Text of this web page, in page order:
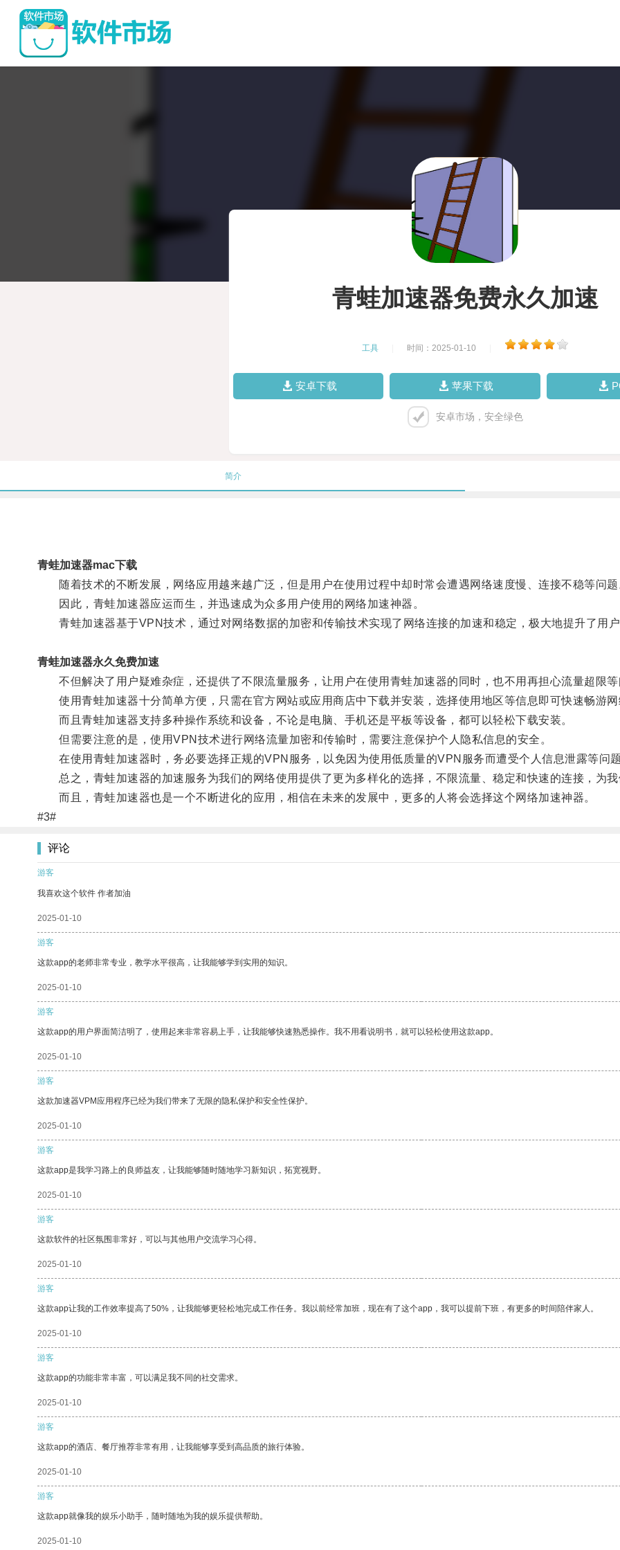
青蛙加速器免费永久加速
工具 时间：2025-01-10
安卓下载 苹果下载
安卓市场，安全绿色
简介
青蛙加速器mac下载
随着技术的不断发展，网络应用越来越广泛，但是用户在使用过程中却时常会遭遇网络速度慢、连接不稳等问题
因此，青蛙加速器应运而生，并迅速成为众多用户使用的网络加速神器。
青蛙加速器基于VPN技术，通过对网络数据的加密和传输技术实现了网络连接的加速和稳定，极大地提升了用户
青蛙加速器永久免费加速
不但解决了用户疑难杂症，还提供了不限流量服务，让用户在使用青蛙加速器的同时，也不用再担心流量超限等
使用青蛙加速器十分简单方便，只需在官方网站或应用商店中下载并安装，选择使用地区等信息即可快速畅游网
而且青蛙加速器支持多种操作系统和设备，不论是电脑、手机还是平板等设备，都可以轻松下载安装。
但需要注意的是，使用VPN技术进行网络流量加密和传输时，需要注意保护个人隐私信息的安全。
在使用青蛙加速器时，务必要选择正规的VPN服务，以免因为使用低质量的VPN服务而遭受个人信息泄露等问题
总之，青蛙加速器的加速服务为我们的网络使用提供了更为多样化的选择，不限流量、稳定和快速的连接，为我
而且，青蛙加速器也是一个不断进化的应用，相信在未来的发展中，更多的人将会选择这个网络加速神器。
#3#
评论
游客
我喜欢这个软件 作者加油
2025-01-10
游客
这款app的老师非常专业，教学水平很高，让我能够学到实用的知识。
2025-01-10
游客
这款app的用户界面简洁明了，使用起来非常容易上手，让我能够快速熟悉操作。我不用看说明书，就可以轻松使用这款app。
2025-01-10
游客
这款加速器VPM应用程序已经为我们带来了无限的隐私保护和安全性保护。
2025-01-10
游客
这款app是我学习路上的良师益友，让我能够随时随地学习新知识，拓宽视野。
2025-01-10
游客
这款软件的社区氛围非常好，可以与其他用户交流学习心得。
2025-01-10
游客
这款app让我的工作效率提高了50%，让我能够更轻松地完成工作任务。我以前经常加班，现在有了这个app，我可以提前下班，有更多的时间陪伴家人。
2025-01-10
游客
这款app的功能非常丰富，可以满足我不同的社交需求。
2025-01-10
游客
这款app的酒店、餐厅推荐非常有用，让我能够享受到高品质的旅行体验。
2025-01-10
游客
这款app就像我的娱乐小助手，随时随地为我的娱乐提供帮助。
2025-01-10